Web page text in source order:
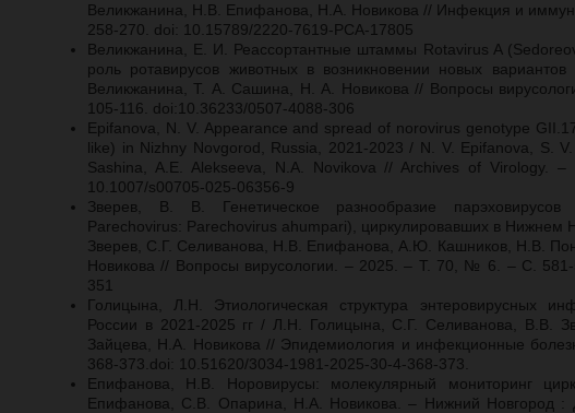
Великжанина, Н.В. Епифанова, Н.А. Новикова // Инфекция и
258-270. doi: 10.15789/2220-7619-PCA-17805
Великжанина, Е. И. Реассортантные штаммы Rotavirus A
роль ротавирусов животных в возникновении новых
Великжанина, Т. А. Сашина, Н. А. Новикова // Вопросы
105-116. doi:10.36233/0507-4088-306
Epifanova, N. V. Appearance and spread of norovirus genotype
like) in Nizhny Novgorod, Russia, 2021-2023 / N. V. Epifanova, S.
Sashina, A.E. Alekseeva, N.A. Novikova // Archives of Virology.
10.1007/s00705-025-06356-9
Зверев, В. В. Генетическое разнообразие парэховирусов
Parechovirus: Parechovirus ahumpari), циркулировавших в Нижнем
Зверев, С.Г. Селиванова, Н.В. Епифанова, А.Ю. Кашников, Н.В.
Новикова // Вопросы вирусологии. – 2025. – Т. 70, № 6. – С.
351
Голицына, Л.Н. Этиологическая структура энтеровирусных
России в 2021-2025 гг / Л.Н. Голицына, С.Г. Селиванова, В.В.
Зайцева, Н.А. Новикова // Эпидемиология и инфекционные
368-373.doi: 10.51620/3034-1981-2025-30-4-368-373.
Епифанова, Н.В. Норовирусы: молекулярный мониторинг
Епифанова, С.В. Опарина, Н.А. Новикова. – Нижний Новгород :